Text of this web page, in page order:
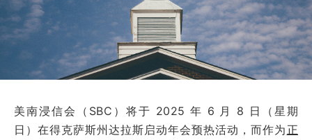
美南浸信会（SBC）将于 2025 年 6 月 8 日（星期
日）在得克萨斯州达拉斯启动年会预热活动，而作为 正